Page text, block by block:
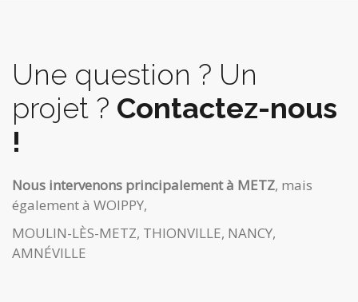
Une question ? Un
projet ? Contactez-nous
!
Nous intervenons principalement à METZ, mais
également à WOIPPY,
MOULIN-LÈS-METZ, THIONVILLE, NANCY,
AMNÉVILLE